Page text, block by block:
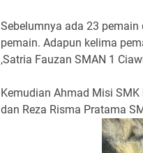
Sebelumnya ada 23
pemain. Adapun kelima
,Satria Fauzan SMAN 1
Kemudian Ahmad Misi
dan Reza Risma Pratama